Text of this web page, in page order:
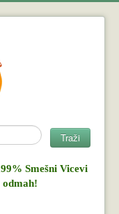
Traži
Smešni Vicevi
odmah!